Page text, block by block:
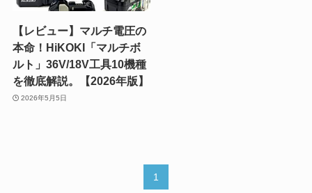
【レビュー】マルチ電圧の
本命！HiKOKI「マルチボ
ルト」36V/18V工具10機種
を徹底解説。【2026年版】
2026年5月5日
1